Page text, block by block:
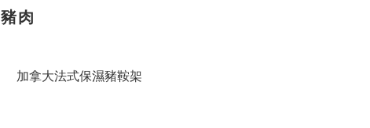
肉